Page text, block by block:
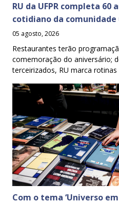
RU da UFPR completa 60
cotidiano da
05 agosto, 2026
Restaurantes terão
comemoração do aniversário;
terceirizados, RU marca
Com o tema ‘Universo